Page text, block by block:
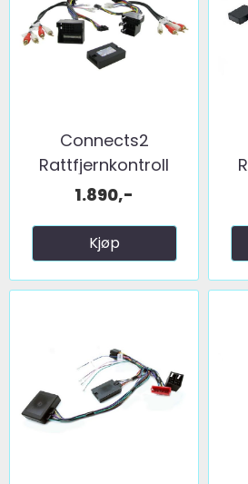
Connects2
Rattfjernkontroll
interface ...
1.890,-
Kjøp